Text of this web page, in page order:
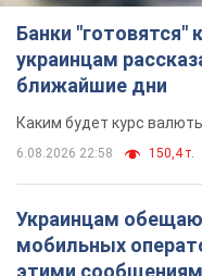
Банки "готовятся"
украинцам
ближайшие дни
Каким будет курс
6.08.2026 22:58 150,4 т.
Украинцам
мобильных